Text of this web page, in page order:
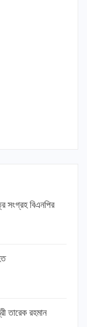
সংগ্রহ বিএনপির
তারেক রহমান